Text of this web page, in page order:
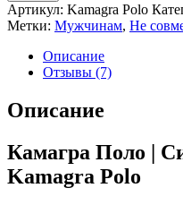
Артикул: Kamagra Polo
Метки: Мужчинам, Не
Описание
Отзывы (7)
Описание
Камагра Поло |
Kamagra Polo